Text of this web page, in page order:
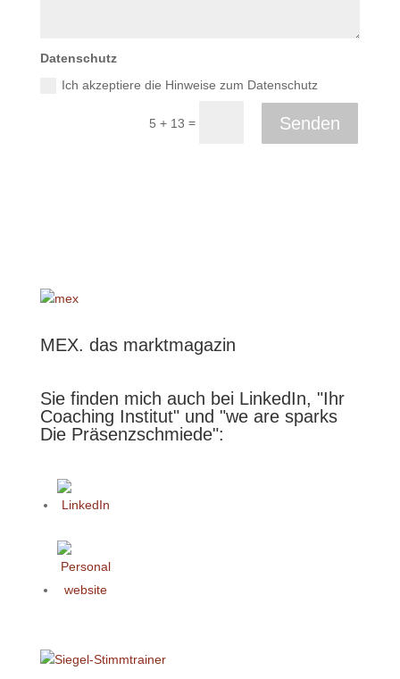
Datenschutz
Ich akzeptiere die Hinweise zum Datenschutz
5 + 13 = Senden
MEX. das marktmagazin
Sie finden mich auch bei LinkedIn, "Ihr
Coaching Institut" und "we are sparks
Die Präsenzschmiede":